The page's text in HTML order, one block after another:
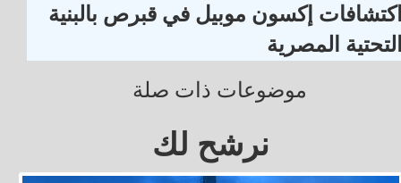
إكسون موبيل في قبرص بالبنية
المصرية
موضوعات ذات صلة
نرشح لك